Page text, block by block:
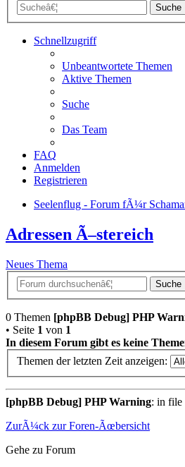
Suche
Schnellzugriff
Unbeantwortete Themen
Aktive Themen
Suche
Das Team
FAQ
Anmelden
Registrieren
Seelenflug - Forum fÃ¼r
Adressen Ã–stereich
Neues Thema
Suche
0 Themen [phpBB Debug] PHP
• Seite 1 von 1
In diesem Forum gibt es keine
Themen der letzten Zeit anzeigen:
[phpBB Debug] PHP Warning: in file
ZurÃ¼ck zur Foren-Ãœbersicht
Gehe zu Forum